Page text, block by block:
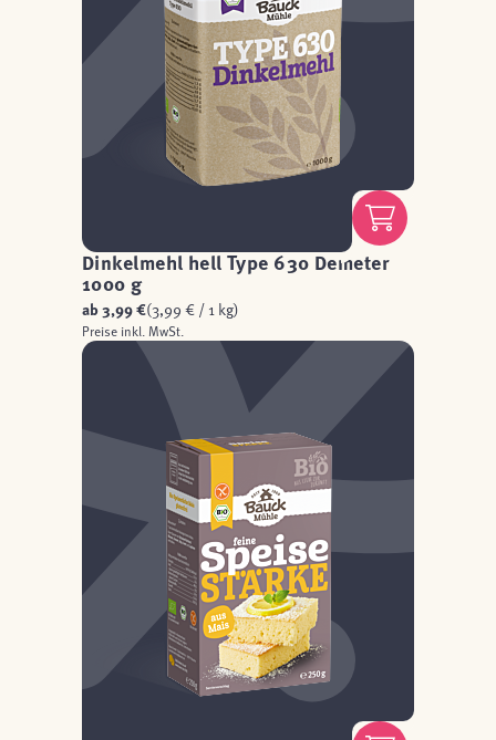
Dinkelmehl hell Type 630 Demeter
1000 g
ab3,99 €(3,99 € / 1 kg)
Preise inkl. MwSt.